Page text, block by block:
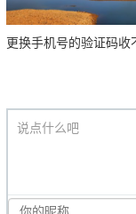
更换手机号的验证码收
说点什么吧